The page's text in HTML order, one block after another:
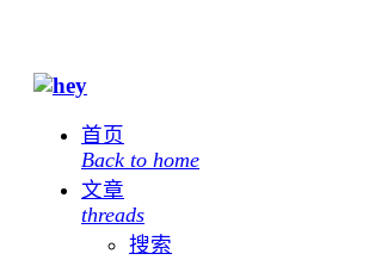
首页
Back to home
文章
threads
搜索